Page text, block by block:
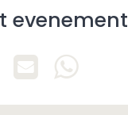
evenement